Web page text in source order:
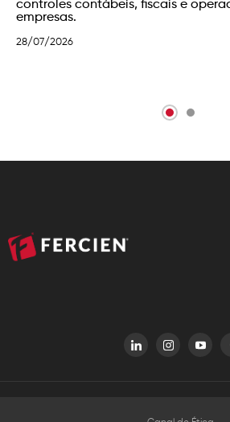
patrimonialpermite verificar onde
como estão sendo utilizados, em
aos registros contábeis.